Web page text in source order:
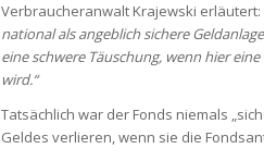
Ver­brau­cher­an­walt Kra­jew­ski erläu­tert:
na­tio­nal als angeb­lich sichere
eine schwere Täu­schung, wenn hier
wird.“
Tat­säch­lich war der Fonds nie­mals
Gel­des ver­lie­ren, wenn sie die